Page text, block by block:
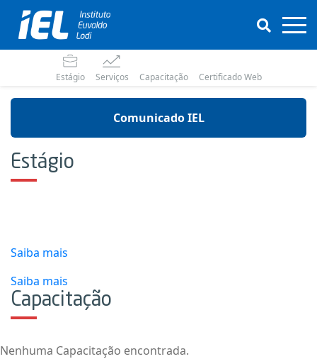
Estágio Serviços Capacitação Certificado Web
Comunicado IEL
Estágio
Saiba mais
Saiba mais
Capacitação
Nenhuma Capacitação encontrada.